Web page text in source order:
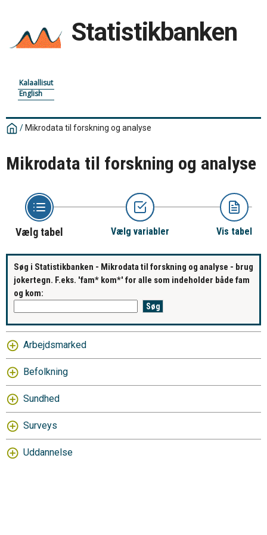
Statistikbanken
Kalaallisut
English
/ Mikrodata til forskning og analyse
Mikrodata til forskning og analyse
Vælg tabel Vælg variabler Vis tabel
Søg i Statistikbanken - Mikrodata til forskning og analyse - brug
jokertegn. F.eks. 'fam* kom*' for alle som indeholder både fam
og kom:
Arbejdsmarked
Befolkning
Sundhed
Surveys
Uddannelse